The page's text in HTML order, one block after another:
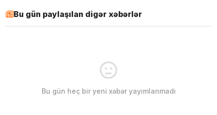
Bu gün paylaşılan digər xəbərlər
Bu gün heç bir yeni xəbər yayımlanmadı